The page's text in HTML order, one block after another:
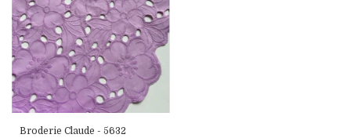
Broderie Claude - 5632